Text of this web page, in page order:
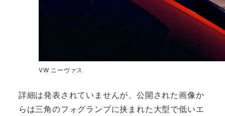
VW ニーヴァス
詳細は発表されていませんが、公開された画像か
らは三角のフォグランプに挟まれた大型で低いエ